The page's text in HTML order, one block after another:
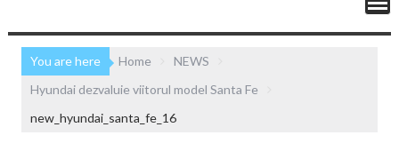
You are here Home
NEWS
Hyundai dezvaluie viitorul model Santa Fe
new_hyundai_santa_fe_16